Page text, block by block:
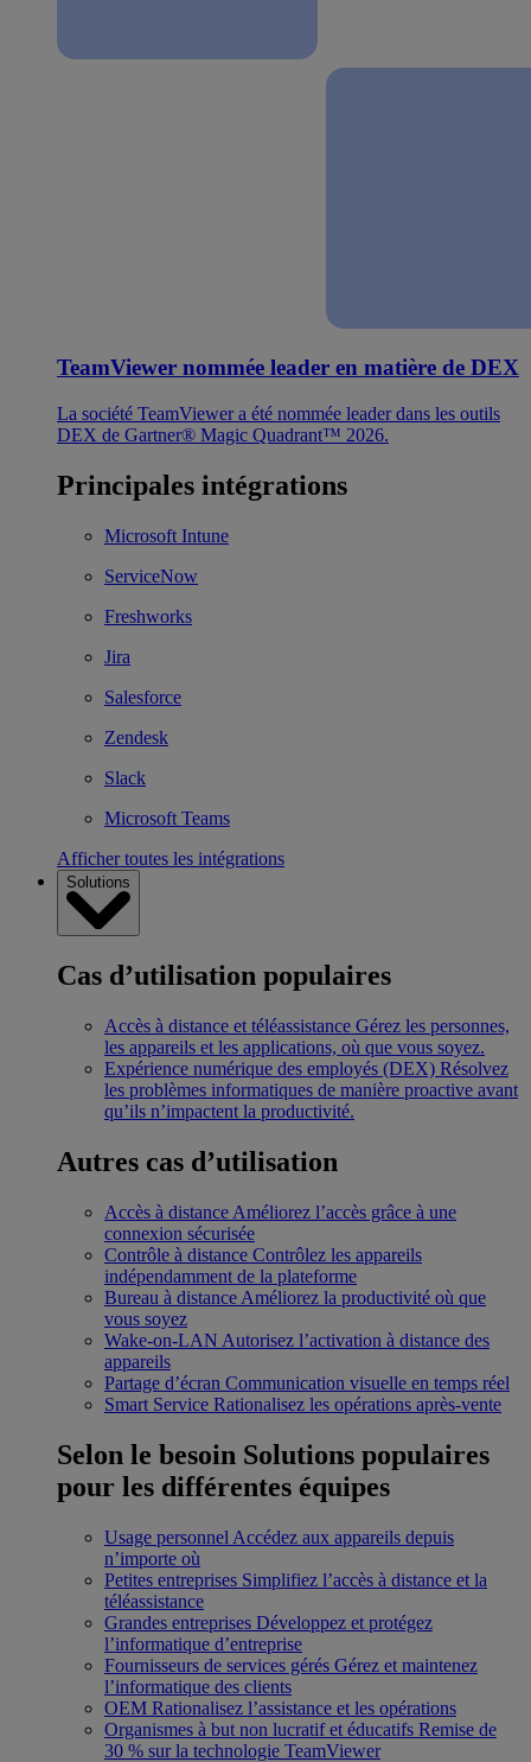
TeamViewer nommée leader en matière de DEX
La société TeamViewer a été nommée leader dans les outils
DEX de Gartner® Magic Quadrant™ 2026.
Principales intégrations
Microsoft Intune
ServiceNow
Freshworks
Jira
Salesforce
Zendesk
Slack
Microsoft Teams
Afficher toutes les intégrations
Solutions
Cas d’utilisation populaires
Accès à distance et téléassistance Gérez les personnes,
les appareils et les applications, où que vous soyez.
Expérience numérique des employés (DEX) Résolvez
les problèmes informatiques de manière proactive avant
qu’ils n’impactent la productivité.
Autres cas d’utilisation
Accès à distance Améliorez l’accès grâce à une
connexion sécurisée
Contrôle à distance Contrôlez les appareils
indépendamment de la plateforme
Bureau à distance Améliorez la productivité où que
vous soyez
Wake-on-LAN Autorisez l’activation à distance des
appareils
Partage d’écran Communication visuelle en temps réel
Smart Service Rationalisez les opérations après-vente
Selon le besoin Solutions populaires
pour les différentes équipes
Usage personnel Accédez aux appareils depuis
n’importe où
Petites entreprises Simplifiez l’accès à distance et la
téléassistance
Grandes entreprises Développez et protégez
l’informatique d’entreprise
Fournisseurs de services gérés Gérez et maintenez
l’informatique des clients
OEM Rationalisez l’assistance et les opérations
Organismes à but non lucratif et éducatifs Remise de
30 % sur la technologie TeamViewer